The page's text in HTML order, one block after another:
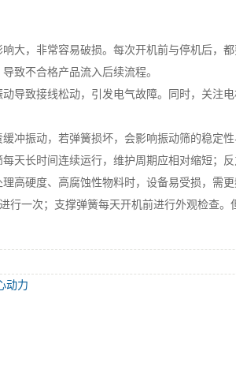
，非常容易破损。每次开机前与停机后，
致不合格产品流入后续流程。
致接线松动，引发电气故障。同时，关注电
振动，若弹簧损坏，会影响振动筛的稳定性
长时间连续运行，维护周期应相对缩短；
高硬度、高腐蚀性物料时，设备易受损，需
一次；支撑弹簧每天开机前进行外观检查
动力